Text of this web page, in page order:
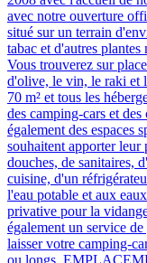
avec notre ouverture
situé sur un terrain
tabac et d'autres
Vous trouverez sur
d'olive, le vin, le raki et
70 m² et tous les
des camping-cars et
également des espaces
souhaitent apporter leur
douches, de sanitaires,
cuisine, d'un
l'eau potable et aux
privative pour la
également un service
laisser votre camping-
ou longs.